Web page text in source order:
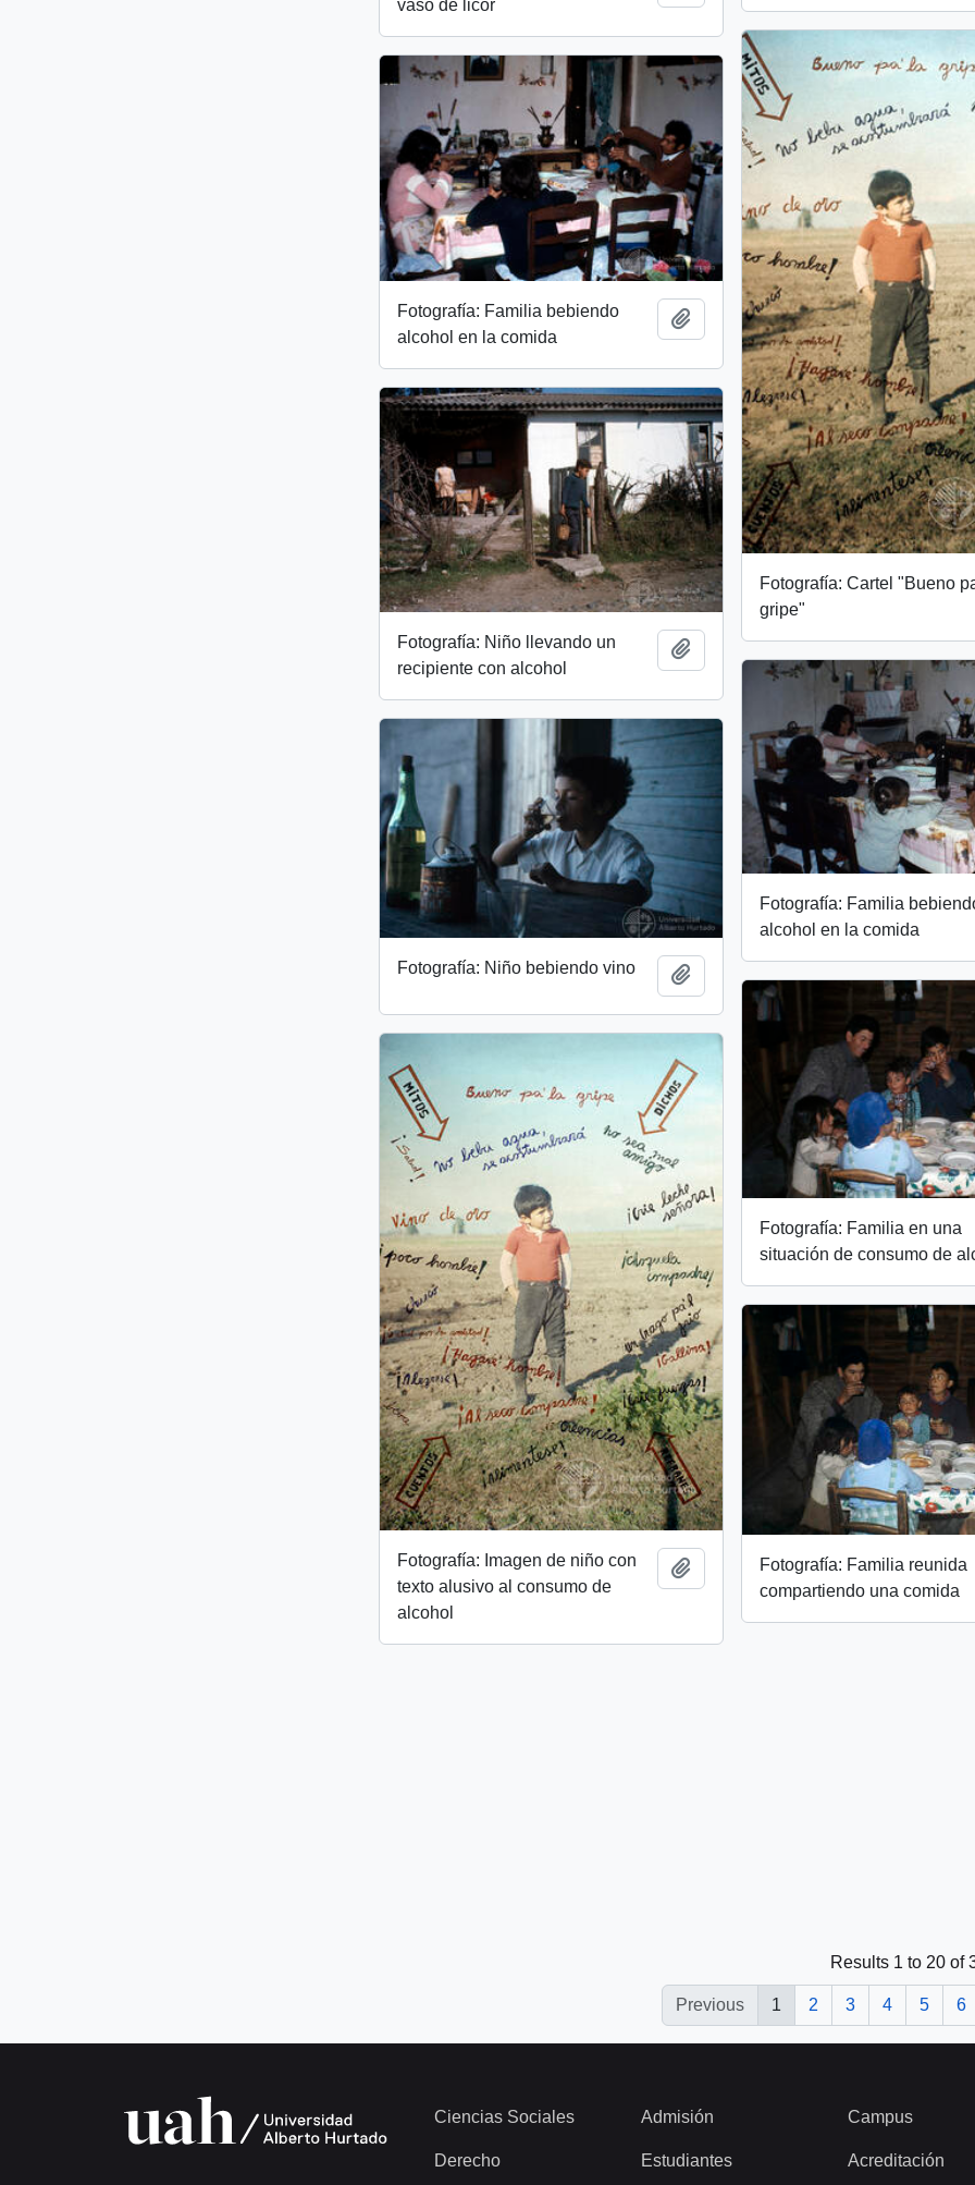
vaso de licor
Fotografía: Cartel "Bueno
gripe"
Fotografía: Familia bebiendo
alcohol en la comida
Add to clipboard
Fotografía: Niño llevando un
recipiente con alcohol
Fotografía: Familia
alcohol en la comida
Fotografía: Niño bebiendo vino
Fotografía: Familia en una
situación de consumo de
Fotografía: Imagen de niño con
texto alusivo al consumo de
alcohol
Add to clipboardFotografía: Familia reunida
compartiendo una comida
Results 1 to 20 of
Previous 1 2 3 4 5 6
Ciencias Sociales
Derecho
Admisión
Estudiantes
Campus
Acreditación